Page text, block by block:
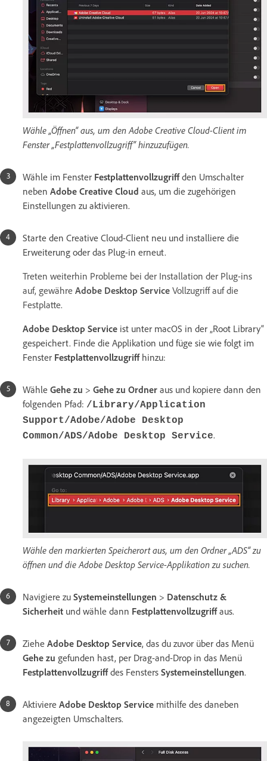
Wähle „Öffnen“ aus, um den Adobe Creative Cloud-Client im
Fenster „Festplattenvollzugriff“ hinzuzufügen.
Wähle im Fenster Festplattenvollzugriffden Umschalter
neben Adobe Creative Cloud aus, um die zugehörigen
Einstellungen zu aktivieren.
Starte den Creative Cloud-Client neu und installiere die
Erweiterung oder das Plug-in erneut.
Treten weiterhin Probleme bei der Installation der Plug-ins
auf, gewähre Adobe Desktop Service Vollzugriff auf die
Festplatte.
Adobe Desktop Service ist unter macOS in der „Root Library“
gespeichert. Finde die Applikation und füge sie wie folgt im
Fenster Festplattenvollzugriffhinzu:
Wähle Gehe zu > Gehe zu Ordner aus und kopiere dann den
folgenden Pfad: /Library/Application
Support/Adobe/Adobe Desktop
Common/ADS/Adobe Desktop Service.
Wähle den markierten Speicherort aus, um den Ordner „ADS“ zu
öffnen und die Adobe Desktop Service-Applikation zu suchen.
Navigiere zu Systemeinstellungen > Datenschutz &
Sicherheit und wähle dann Festplattenvollzugriffaus.
Ziehe Adobe Desktop Service, das du zuvor über das Menü
Gehe zu gefunden hast, per Drag-and-Drop in das Menü
Festplattenvollzugriffdes Fensters Systemeinstellungen.
Aktiviere Adobe Desktop Service mithilfe des daneben
angezeigten Umschalters.